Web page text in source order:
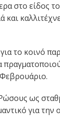
στο είδος
το κοινό
ως
για την